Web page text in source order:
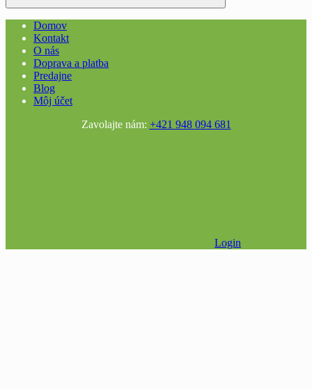
Domov
Kontakt
O nás
Doprava a platba
Predajne
Blog
Môj účet
Zavolajte nám: +421 948 094 681
Login